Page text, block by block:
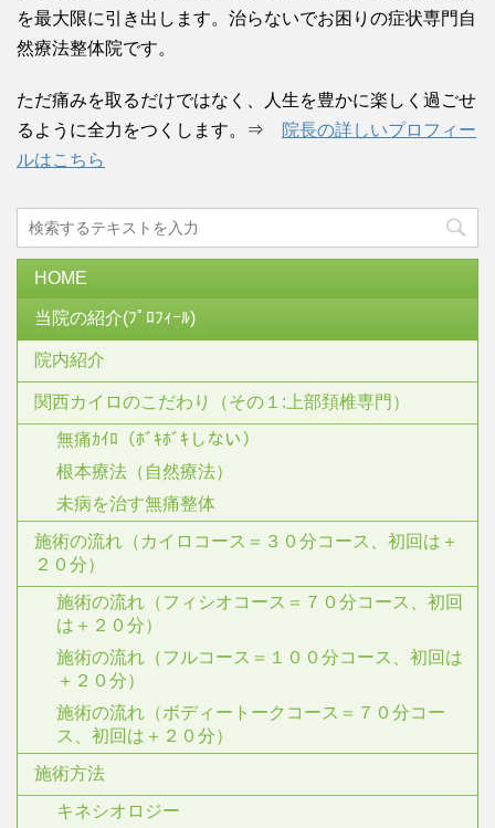
を最大限に引き出します。治らないでお困りの症状専門自
然療法整体院です。
ただ痛みを取るだけではなく、人生を豊かに楽しく過ごせ
るように全力をつくします。⇒
院長の詳しいプロフィー
ルはこちら
HOME
当院の紹介(ﾌﾟﾛﾌｨｰﾙ)
院内紹介
関西カイロのこだわり（その１:上部頚椎専門）
無痛ｶｲﾛ（ﾎﾞｷﾎﾞｷしない）
根本療法（自然療法）
未病を治す無痛整体
施術の流れ（カイロコース＝３０分コース、初回は＋
２０分）
施術の流れ（フィシオコース＝７０分コース、初回
は＋２０分）
施術の流れ（フルコース＝１００分コース、初回は
＋２０分）
施術の流れ（ボディートークコース＝７０分コー
ス、初回は＋２０分）
施術方法
キネシオロジー